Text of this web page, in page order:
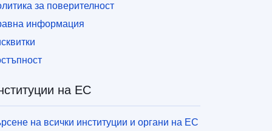
за поверителност
информация
на ЕС
на всички институции и органи на ЕС